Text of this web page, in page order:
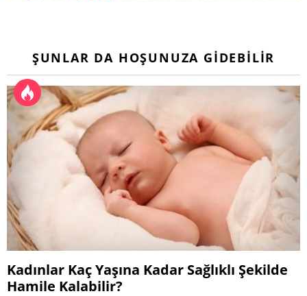
ŞUNLAR DA HOŞUNUZA GIDEBILIR
Kadınlar Kaç Yaşına Kadar Sağlıklı Şekilde
Hamile Kalabilir?